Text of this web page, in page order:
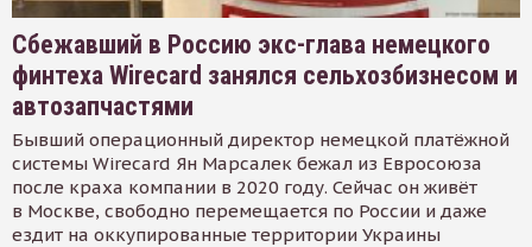
Сбежавший в Россию экс-глава немецкого
финтеха Wirecard занялся сельхозбизнесом и
автозапчастями
Бывший операционный директор немецкой платёжной
системы Wirecard Ян Марсалек бежал из Евросоюза
после краха компании в 2020 году. Сейчас он живёт
в Москве, свободно перемещается по России и даже
ездит на оккупированные территории Украины